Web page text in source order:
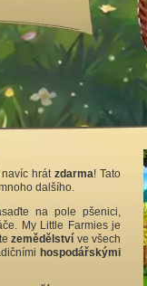
navíc hrátzdarma! Tato
dalšího.
na pole pšenici,
My Little Farmies je
zemědělství ve všech
hospodářskými